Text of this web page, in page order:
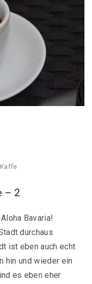
– 2
Bavaria!
durchaus
ist eben auch echt
hin und wieder ein
es eben eher